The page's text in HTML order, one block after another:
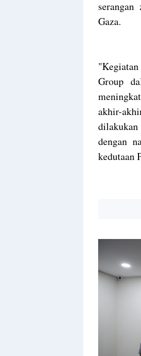
Gaza.
Group
akhir-
dengan
kedutaan